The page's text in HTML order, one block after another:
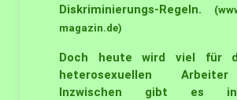
Diskriminierungs-Regeln.
magazin.de)
Doch heute wird viel für
heterosexuellen
Inzwischen gibt es